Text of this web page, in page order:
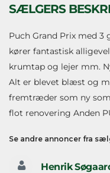
SÆLGERS
Puch Grand Prix med 3
kører fantastisk
krumtap og lejer mm.
Alt er blevet blæst og
fremtræder som ny
flot renovering Anden
Se andre annoncer fra
Henrik